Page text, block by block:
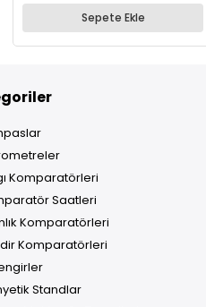
Sepete Ekle
Komparatörleri
Saatleri
Komparatörleri
Komparatörleri
Standlar